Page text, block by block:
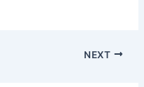
NEXT